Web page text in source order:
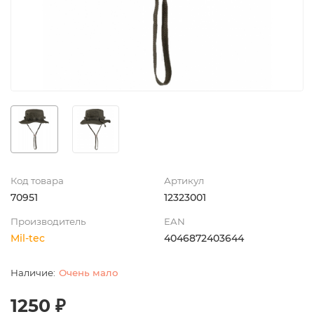
Код товара
70951
Артикул
12323001
Производитель
Mil-tec
EAN
4046872403644
Очень мало
1250 ₽